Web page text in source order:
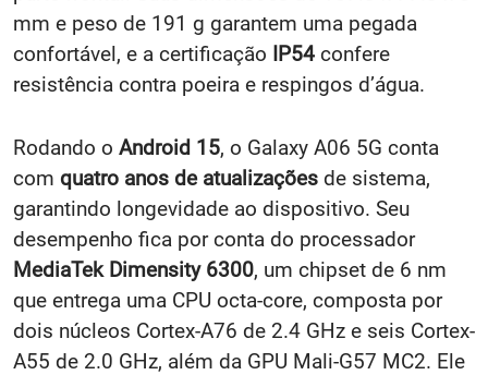
mm e peso de 191 g garantem uma pegada
confortável, e a certificação IP54 confere
resistência contra poeira e respingos d’água.
Rodando o Android 15, o Galaxy A06 5G conta
com quatro anos de atualizações de sistema,
garantindo longevidade ao dispositivo. Seu
desempenho fica por conta do processador
MediaTek Dimensity 6300, um chipset de 6 nm
que entrega uma CPU octa-core, composta por
dois núcleos Cortex-A76 de 2.4 GHz e seis Cortex-
A55 de 2.0 GHz, além da GPU Mali-G57 MC2. Ele